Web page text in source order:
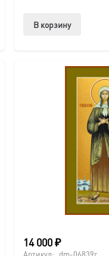
В корзину
14 000₽
Артикул: dm-06839г